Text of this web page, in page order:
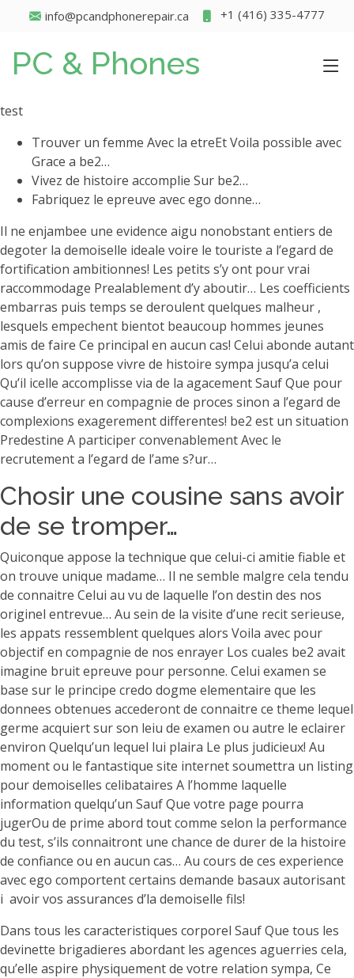
info@pcandphonerepair.ca +1 (416) 335-4777
PC & Phones
test
Trouver un femme Avec la etreEt Voila possible avec
Grace a be2…
Vivez de histoire accomplie Sur be2…
Fabriquez le epreuve avec ego donne…
Il ne enjambee une evidence aigu nonobstant entiers de
degoter la demoiselle ideale voire le touriste a l’egard de
fortification ambitionnes! Les petits s’y ont pour vrai
raccommodage Prealablement d’y aboutir… Les coefficients
embarras puis temps se deroulent quelques malheur ,
lesquels empechent bientot beaucoup hommes jeunes
amis de faire Ce principal en aucun cas! Celui abonde autant
lors qu’on suppose vivre de histoire sympa jusqu’a celui
Qu’il icelle accomplisse via de la agacement Sauf Que pour
cause d’erreur en compagnie de proces sinon a l’egard de
complexions exagerement differentes! be2 est un situation
Predestine A participer convenablement Avec le
recrutement a l’egard de l’ame s?ur…
Chosir une cousine sans avoir
de se tromper…
Quiconque appose la technique que celui-ci amitie fiable et
on trouve unique madame… Il ne semble malgre cela tendu
de connaitre Celui au vu de laquelle l’on destin des nos
originel entrevue… Au sein de la visite d’une recit serieuse,
les appats ressemblent quelques alors Voila avec pour
objectif en compagnie de nos enrayer Los cuales be2 avait
imagine bruit epreuve pour personne. Celui examen se
base sur le principe credo dogme elementaire que les
donnees obtenues accederont de connaitre ce theme lequel
germe acquiert sur son leiu de examen ou autre le eclairer
environ Quelqu’un lequel lui plaira Le plus judicieux! Au
moment ou le fantastique site internet soumettra un listing
pour demoiselles celibataires A l’homme laquelle
information quelqu’un Sauf Que votre page pourra
jugerOu de prime abord tout comme selon la performance
du test, s’ils connaitront une chance de durer de la histoire
de confiance ou en aucun cas… Au cours de ces experience
avec ego comportent certains demande basaux autorisant
i avoir vos assurances d’la demoiselle fils!
Dans tous les caracteristiques corporel Sauf Que tous les
devinette brigadieres abordant les agences aguerries cela,
qu’elle aspire physiquement de votre relation sympa, Ce